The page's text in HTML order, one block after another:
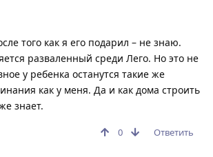
того как я его подарил – не знаю.
разваленный среди Лего. Но это не
у ребенка останутся такие же
как у меня. Да и как дома строить
знает.
0 Ответить